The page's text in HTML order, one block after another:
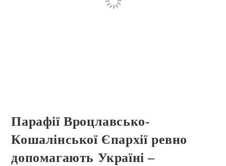
Парафії Вроцлавсько-
Кошалінської Єпархії ревно
допомагають Україні –